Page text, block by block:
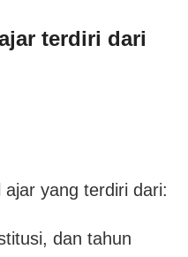
terdiri dari
yang terdiri dari:
dan tahun